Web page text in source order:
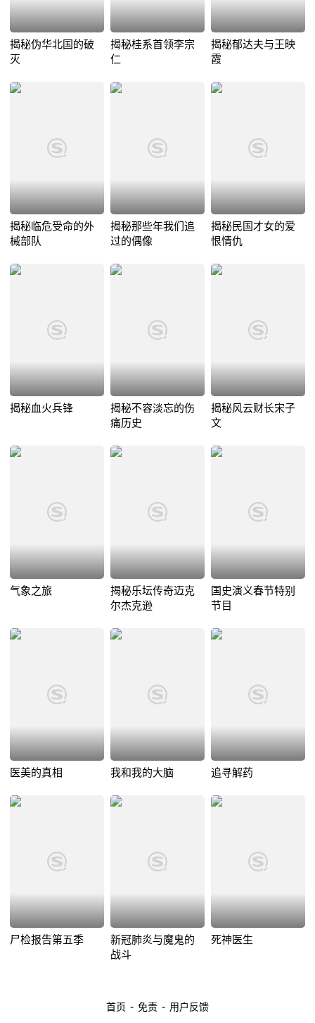
揭秘伪华北国的破
灭
揭秘桂系首领李宗
仁
揭秘郁达夫与王映
霞
揭秘临危受命的外
械部队
揭秘那些年我们追
过的偶像
揭秘民国才女的爱
恨情仇
揭秘血火兵锋
揭秘不容淡忘的伤
痛历史
揭秘风云财长宋子
文
气象之旅
揭秘乐坛传奇迈克
尔杰克逊
国史演义春节特别
节目
医美的真相 我和我的大脑 追寻解药
尸检报告第五季
新冠肺炎与魔鬼的
战斗
死神医生
首页 - 免责 - 用户反馈